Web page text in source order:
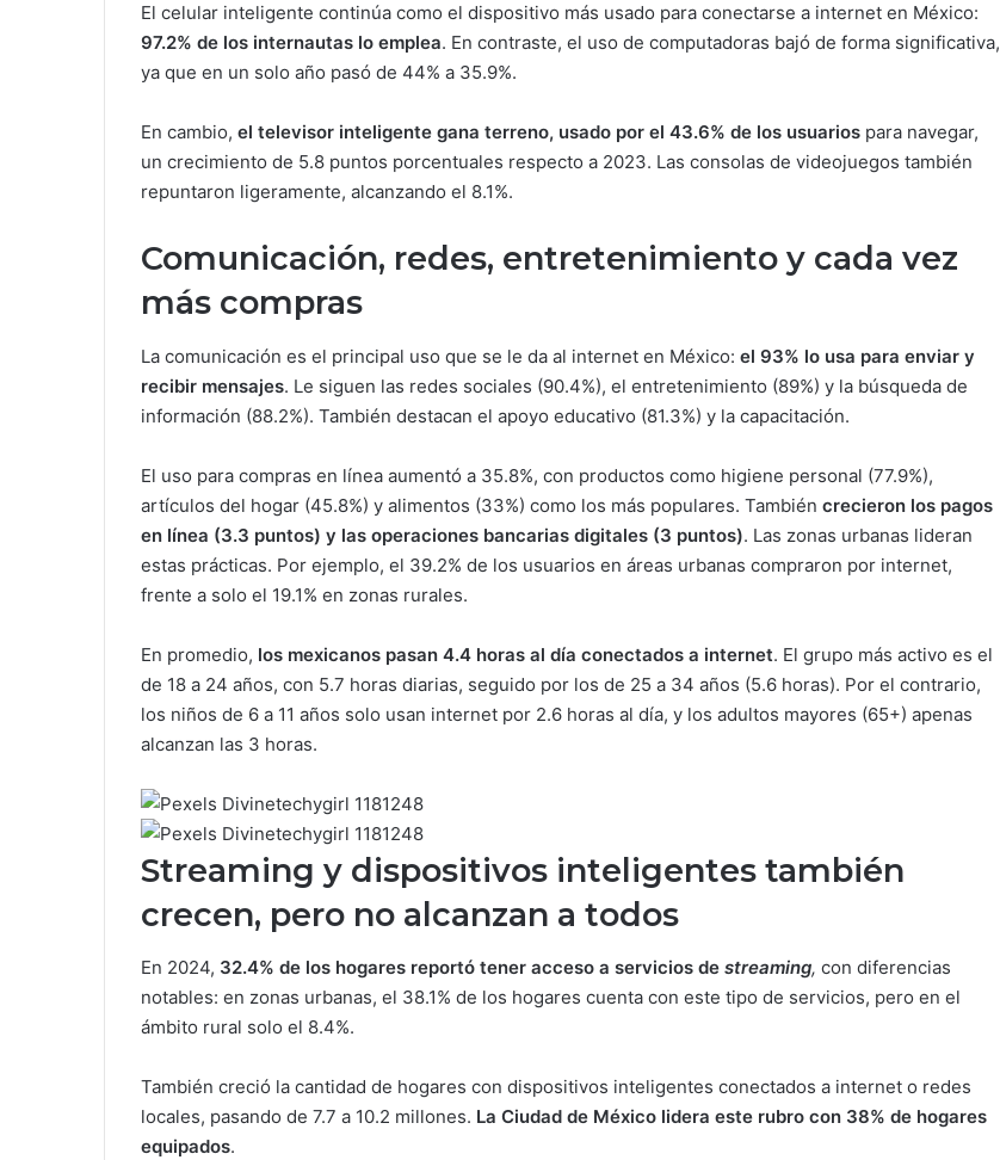
El celular inteligente continúa como el dispositivo más usado para conectarse a internet en México:
97.2% de los internautas lo emplea. En contraste, el uso de computadoras bajó de forma significativa,
ya que en un solo año pasó de 44% a 35.9%.
En cambio, el televisor inteligente gana terreno, usado por el 43.6% de los usuarios para navegar,
un crecimiento de 5.8 puntos porcentuales respecto a 2023. Las consolas de videojuegos también
repuntaron ligeramente, alcanzando el 8.1%.
Comunicación, redes, entretenimiento y cada vez
más compras
La comunicación es el principal uso que se le da al internet en México: el 93% lo usa para enviar y
recibir mensajes. Le siguen las redes sociales (90.4%), el entretenimiento (89%) y la búsqueda de
información (88.2%). También destacan el apoyo educativo (81.3%) y la capacitación.
El uso para compras en línea aumentó a 35.8%, con productos como higiene personal (77.9%),
artículos del hogar (45.8%) y alimentos (33%) como los más populares. También crecieron los pagos
en línea (3.3 puntos) y las operaciones bancarias digitales (3 puntos). Las zonas urbanas lideran
estas prácticas. Por ejemplo, el 39.2% de los usuarios en áreas urbanas compraron por internet,
frente a solo el 19.1% en zonas rurales.
En promedio, los mexicanos pasan 4.4 horas al día conectados a internet. El grupo más activo es el
de 18 a 24 años, con 5.7 horas diarias, seguido por los de 25 a 34 años (5.6 horas). Por el contrario,
los niños de 6 a 11 años solo usan internet por 2.6 horas al día, y los adultos mayores (65+) apenas
alcanzan las 3 horas.
Streaming y dispositivos inteligentes también
crecen, pero no alcanzan a todos
En 2024, 32.4% de los hogares reportó tener acceso a servicios de streaming, con diferencias
notables: en zonas urbanas, el 38.1% de los hogares cuenta con este tipo de servicios, pero en el
ámbito rural solo el 8.4%.
También creció la cantidad de hogares con dispositivos inteligentes conectados a internet o redes
locales, pasando de 7.7 a 10.2 millones. La Ciudad de México lidera este rubro con 38% de hogares
equipados.